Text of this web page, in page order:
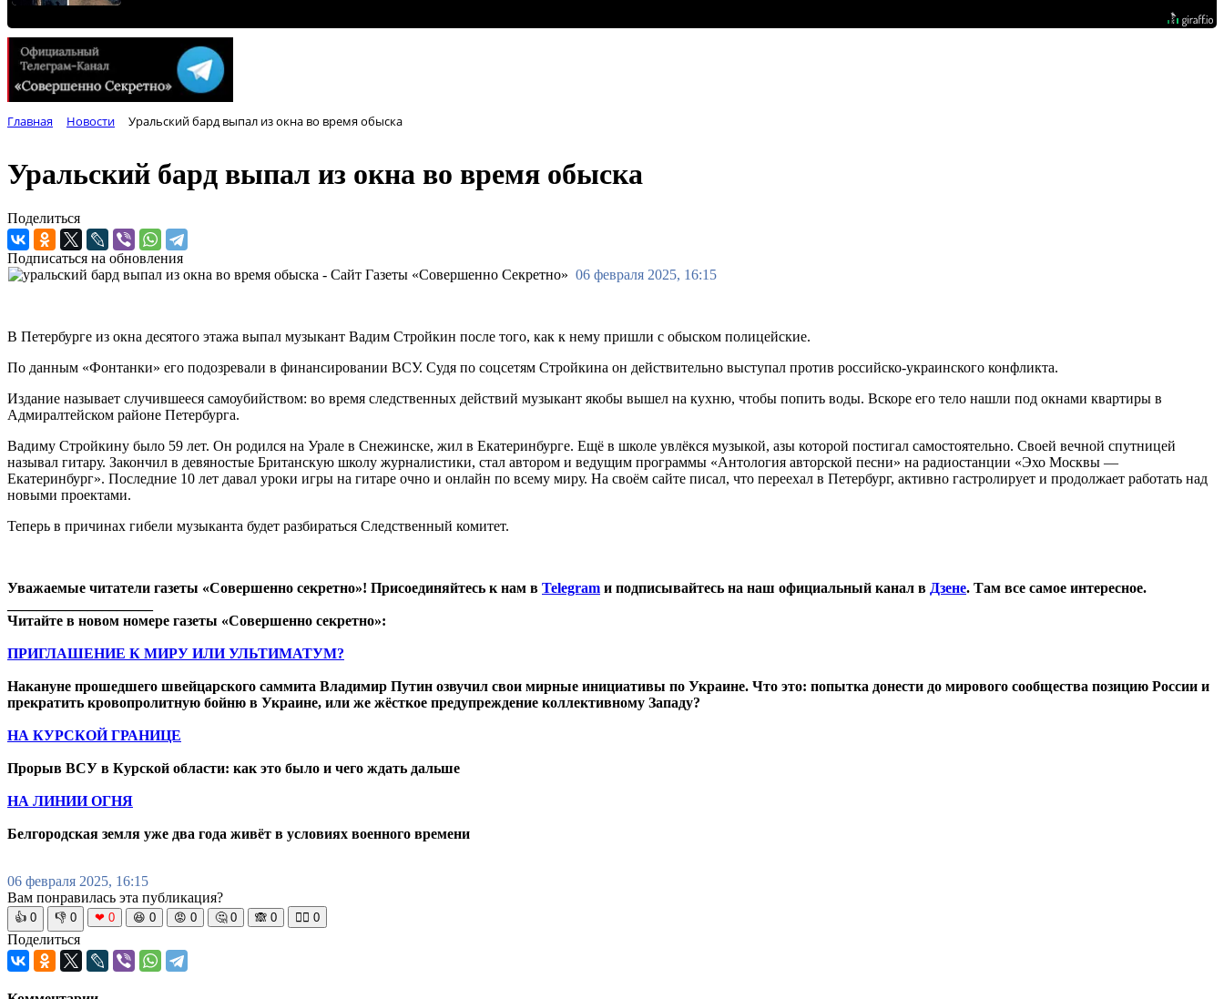
Главная Новости Уральский бард выпал из окна во время обыска
Уральский бард выпал из окна во время обыска
Поделиться
Подписаться на обновления
06 февраля 2025, 16:15
В Петербурге из окна десятого этажа выпал музыкант Вадим Стройкин после того, как к нему пришли с обыском полицейские.
По данным «Фонтанки» его подозревали в финансировании ВСУ. Судя по соцсетям Стройкина он действительно выступал против российско-украинского конфликта.
Издание называет случившееся самоубийством: во время следственных действий музыкант якобы вышел на кухню, чтобы попить воды. Вскоре его тело нашли под окнами квартиры в
Адмиралтейском районе Петербурга.
Вадиму Стройкину было 59 лет. Он родился на Урале в Снежинске, жил в Екатеринбурге. Ещё в школе увлёкся музыкой, азы которой постигал самостоятельно. Своей вечной спутницей
называл гитару. Закончил в девяностые Британскую школу журналистики, стал автором и ведущим программы «Антология авторской песни» на радиостанции «Эхо Москвы —
Екатеринбург». Последние 10 лет давал уроки игры на гитаре очно и онлайн по всему миру. На своём сайте писал, что переехал в Петербург, активно гастролирует и продолжает работать над
новыми проектами.
Теперь в причинах гибели музыканта будет разбираться Следственный комитет.
Уважаемые читатели газеты «Совершенно секретно»! Присоединяйтесь к нам в Telegram и подписывайтесь на наш официальный канал в Дзене. Там все самое интересное.
Читайте в новом номере газеты «Совершенно секретно»:
ПРИГЛАШЕНИЕ К МИРУ ИЛИ УЛЬТИМАТУМ?
Накануне прошедшего швейцарского саммита Владимир Путин озвучил свои мирные инициативы по Украине. Что это: попытка донести до мирового сообщества позицию России и
прекратить кровопролитную бойню в Украине, или же жёсткое предупреждение коллективному Западу?
НА КУРСКОЙ ГРАНИЦЕ
Прорыв ВСУ в Курской области: как это было и чего ждать дальше
НА ЛИНИИ ОГНЯ
Белгородская земля уже два года живёт в условиях военного времени
06 февраля 2025, 16:15
Вам понравилась эта публикация?
👍 0 👎 0 ❤ 0 😆 0 😡 0 🤔 0 🙈 0 🧘‍♀️ 0
Поделиться